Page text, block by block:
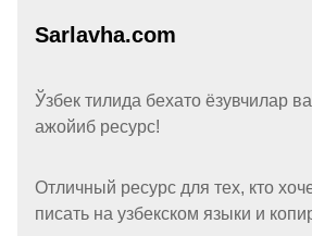
Sarlavha.com
Ўзбек тилида бехато ёзувчилар
ажойиб ресурс!
Отличный ресурс для тех, кто
писать на узбекском языки и